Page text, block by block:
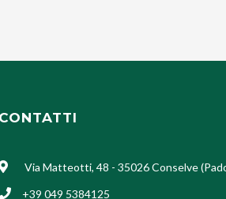
CONTATTI
Via Matteotti, 48 - 35026 Conselve
+39 049 5384125